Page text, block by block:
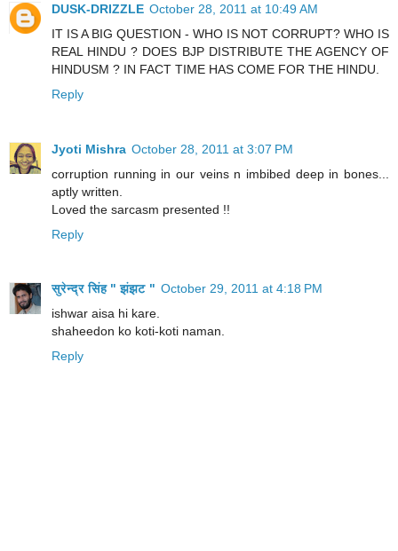
DUSK-DRIZZLE October 28, 2011 at 10:49 AM
IT IS A BIG QUESTION - WHO IS NOT CORRUPT? WHO IS
REAL HINDU ? DOES BJP DISTRIBUTE THE AGENCY OF
HINDUSM ? IN FACT TIME HAS COME FOR THE HINDU.
Reply
Jyoti Mishra October 28, 2011 at 3:07 PM
corruption running in our veins n imbibed deep in bones...
aptly written.
Loved the sarcasm presented !!
Reply
सुरेन्द्र सिंह " झंझट " October 29, 2011 at 4:18 PM
ishwar aisa hi kare.
shaheedon ko koti-koti naman.
Reply